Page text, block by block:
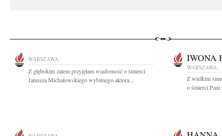
WARSZAWA
Z głębokim żalem przyjęłam wiadomość o śmierci
Janusza Michałowskiego wybitnego aktora...
IWONA
WARSZAWA
Z wielkim
o śmierci